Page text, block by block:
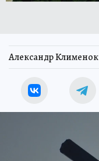
Александр Клименок